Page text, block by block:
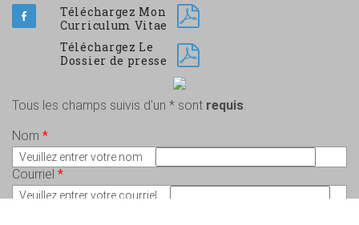
Téléchargez Mon
Curriculum Vitae
Téléchargez Le
Dossier de presse
Tous les champs suivis d'un * sont requis.
Nom *
Veuillez entrer votre nom
Courriel *
Veuillez entrer votre courriel